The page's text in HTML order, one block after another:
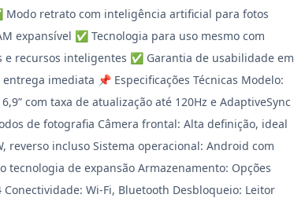
retrato com inteligência artificial para fotos
expansível ✅ Tecnologia para uso mesmo com
recursos inteligentes ✅ Garantia de usabilidade em
imediata 📌 Especificações Técnicas Modelo:
com taxa de atualização até 120Hz e AdaptiveSync
de fotografia Câmera frontal: Alta definição, ideal
reverso incluso Sistema operacional: Android com
tecnologia de expansão Armazenamento: Opções
Wi-Fi, Bluetooth Desbloqueio: Leitor